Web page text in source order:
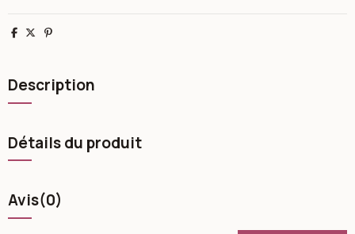
Partager
TweetPinterest
Description
Détails du produit
Avis(0)